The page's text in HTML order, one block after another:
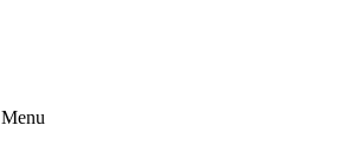
Menu